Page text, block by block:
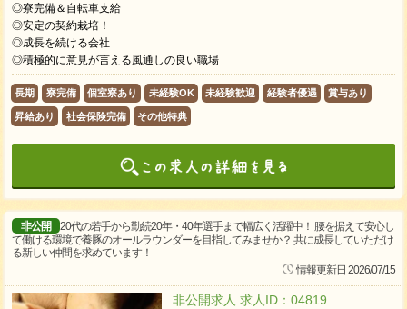
◎寮完備＆自転車支給
◎安定の契約栽培！
◎成長を続ける会社
◎積極的に意見が言える風通しの良い職場
長期 寮完備 個室寮あり 未経験OK 未経験歓迎 経験者優遇 賞与あり
昇給あり 社会保険完備 その他特典
非公開
20代の若手から勤続20年・40年選手まで幅広く活躍中！ 腰を据えて安心し
て働ける環境で養豚のオールラウンダーを目指してみませか？ 共に成長していただけ
る新しい仲間を求めています！
情報更新日 2026/07/15
非公開求人 求人ID：04819